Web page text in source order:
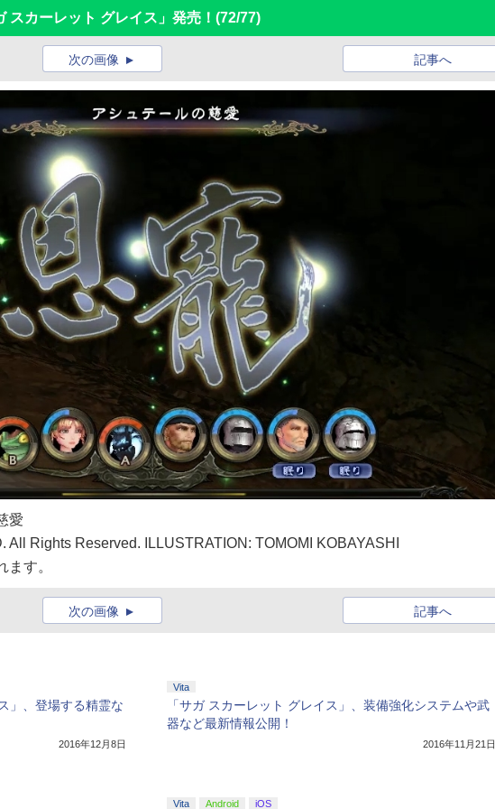
スカーレット グレイス」発売！ (72/77)
記事へ
次の画像
愛
Rights Reserved. ILLUSTRATION: TOMOMI KOBAYASHI
す。
記事へ
次の画像
」、登場する精霊な
2016年12月8日
Vita
「サガ スカーレット グレイス」、装備強化システムや武
器など最新情報公開！
2016年11月21日
Vita Android iOS